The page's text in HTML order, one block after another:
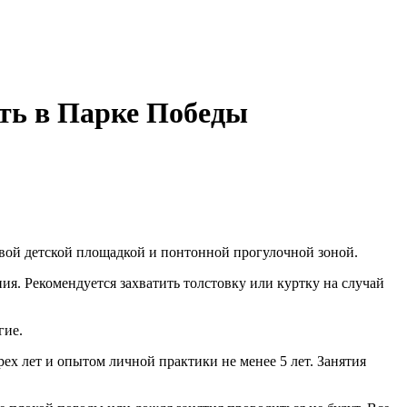
в Парке Победы
детской площадкой и понтонной прогулочной зоной.
Рекомендуется захватить толстовку или куртку на случай
лет и опытом личной практики не менее 5 лет. Занятия